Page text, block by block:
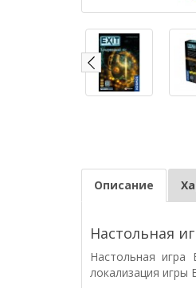
Описание
Настольная
Настольная игра
локализация игры